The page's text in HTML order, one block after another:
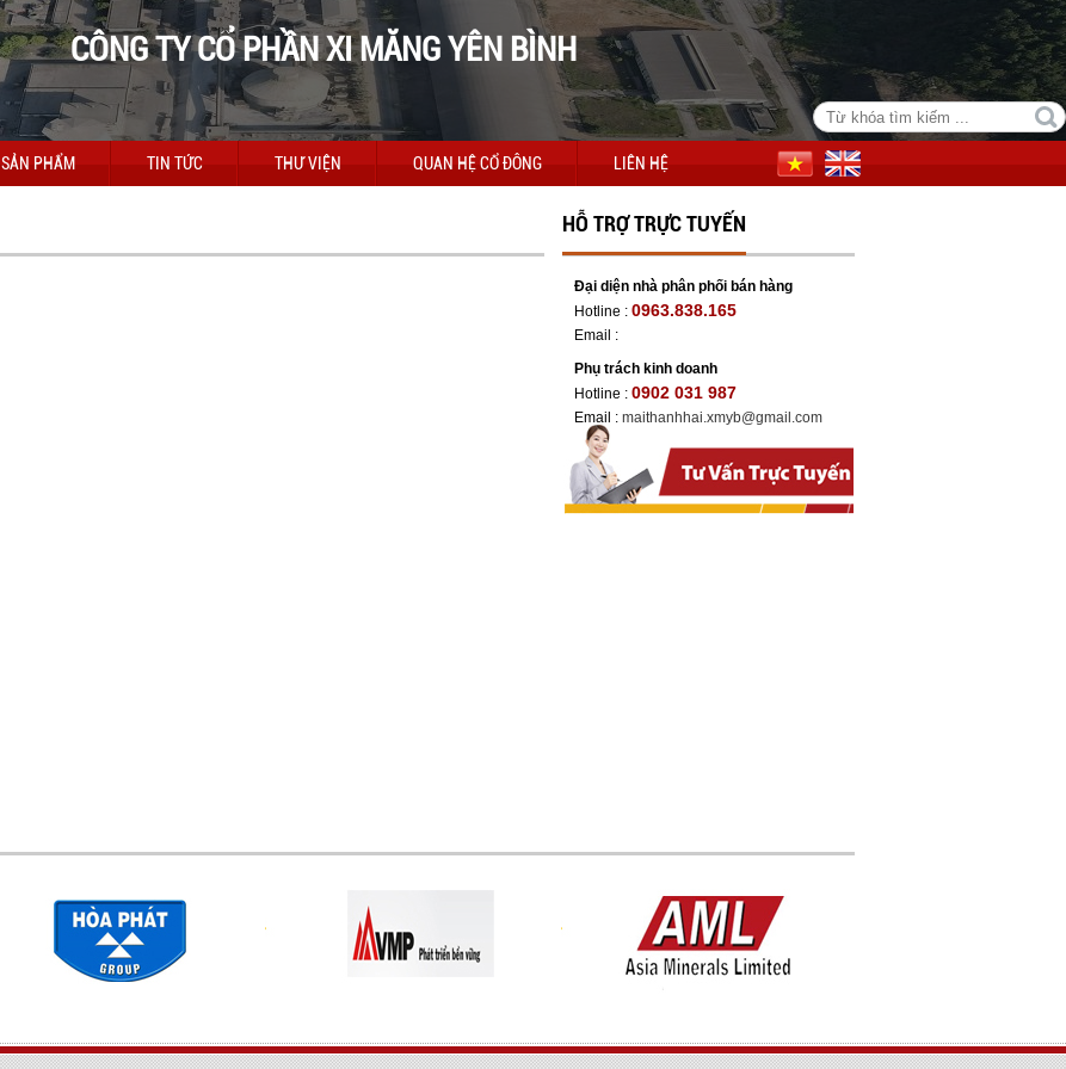
CÔNG TY CỔ PHẦN XI MĂNG YÊN BÌNH
SẢN PHẨM TIN TỨC THƯ VIỆN QUAN HỆ CỔ ĐÔNG LIÊN HỆ
HỖ TRỢ TRỰC TUYẾN
Đại diện nhà phân phối bán hàng
Hotline : 0963.838.165
Email :
Phụ trách kinh doanh
Hotline : 0902 031 987
Email : maithanhhai.xmyb@gmail.com